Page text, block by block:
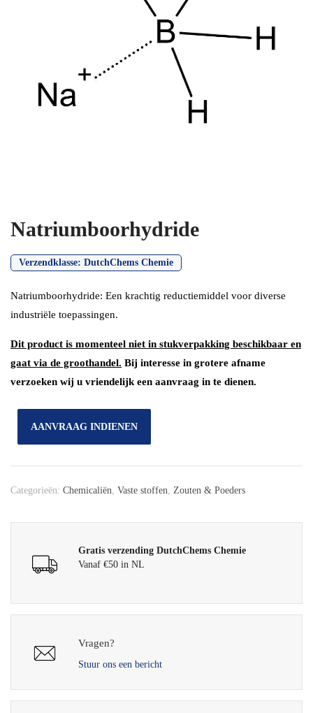
Natriumboorhydride
Verzendklasse: DutchChems Chemie
Natriumboorhydride: Een krachtig reductiemiddel voor diverse
industriële toepassingen.
Dit product is momenteel niet in stukverpakking beschikbaar en
gaat via de groothandel. Bij interesse in grotere afname
verzoeken wij u vriendelijk een aanvraag in te dienen.
AANVRAAG INDIENEN
Categorieën: Chemicaliën Vaste stoffen Zouten & Poeders
Gratis verzending DutchChems Chemie
Vanaf €50 in NL
Vragen?
Stuur ons een bericht